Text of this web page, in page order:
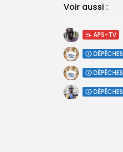
Voir aussi :
APS-TV
DÉPÊCHES
DÉPÊCHES
DÉPÊCHES